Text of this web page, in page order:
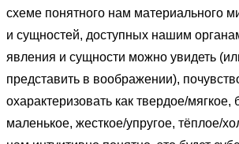
схеме понятного нам материального
и сущностей, доступных нашим
явления и сущности можно увидеть
представить в воображении),
охарактеризовать как твердое/мягкое,
маленькое, жесткое/упругое, тёплое/